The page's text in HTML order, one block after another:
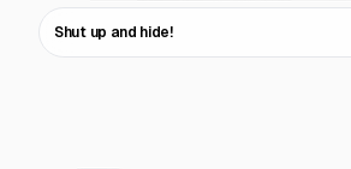
Shut up and hide!